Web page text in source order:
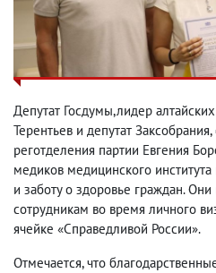
Депутат Госдумы,лидер
Терентьев и депутат
реготделения партии Евгения
медиков медицинского
и заботу о здоровье граждан.
сотрудникам во время личного
ячейке «Справедливой России».
Отмечается, что